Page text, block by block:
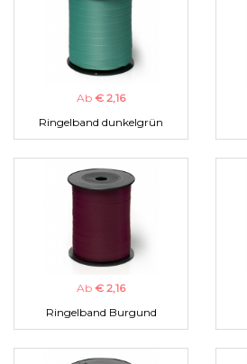
Ab € 2,16
Ringelband dunkelgrün
Ab € 2,16
Ringelband Burgund